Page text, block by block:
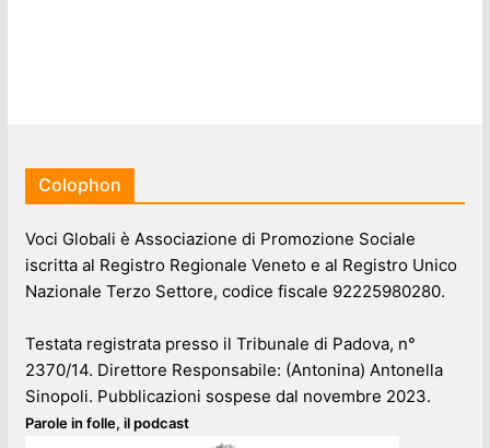
Colophon
Voci Globali è Associazione di Promozione Sociale
iscritta al Registro Regionale Veneto e al Registro Unico
Nazionale Terzo Settore, codice fiscale 92225980280.
Testata registrata presso il Tribunale di Padova, n°
2370/14. Direttore Responsabile: (Antonina) Antonella
Sinopoli. Pubblicazioni sospese dal novembre 2023.
Parole in folle, il podcast